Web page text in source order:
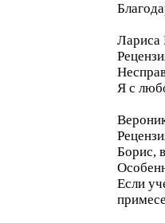
Лариса
Я с
Борис,
Если